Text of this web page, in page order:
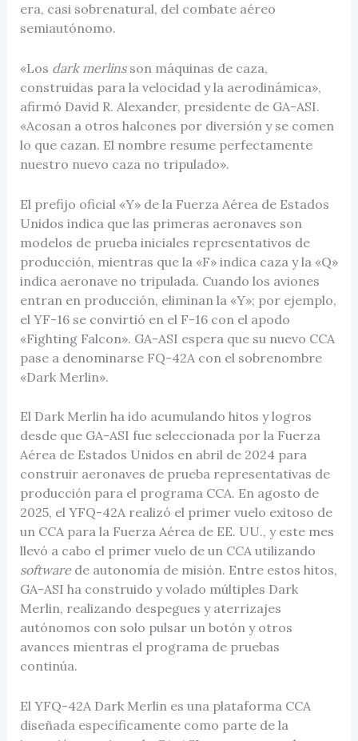
era, casi sobrenatural, del combate aéreo
semiautónomo.
«Los dark merlinsson máquinas de caza,
construidas para la velocidad y la aerodinámica»,
afirmó David R. Alexander, presidente de GA-ASI.
«Acosan a otros halcones por diversión y se comen
lo que cazan. El nombre resume perfectamente
nuestro nuevo caza no tripulado».
El prefijo oficial «Y» de la Fuerza Aérea de Estados
Unidos indica que las primeras aeronaves son
modelos de prueba iniciales representativos de
producción, mientras que la «F» indica caza y la «Q»
indica aeronave no tripulada. Cuando los aviones
entran en producción, eliminan la «Y»; por ejemplo,
el YF-16 se convirtió en el F-16 con el apodo
«Fighting Falcon». GA-ASI espera que su nuevo CCA
pase a denominarse FQ-42A con el sobrenombre
«Dark Merlin».
El Dark Merlin ha ido acumulando hitos y logros
desde que GA-ASI fue seleccionada por la Fuerza
Aérea de Estados Unidos en abril de 2024 para
construir aeronaves de prueba representativas de
producción para el programa CCA. En agosto de
2025, el YFQ-42A realizó el primer vuelo exitoso de
un CCA para la Fuerza Aérea de EE. UU., y este mes
llevó a cabo el primer vuelo de un CCA utilizando
softwarede autonomía de misión. Entre estos hitos,
GA-ASI ha construido y volado múltiples Dark
Merlin, realizando despegues y aterrizajes
autónomos con solo pulsar un botón y otros
avances mientras el programa de pruebas
continúa.
El YFQ-42A Dark Merlin es una plataforma CCA
diseñada específicamente como parte de la